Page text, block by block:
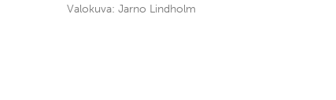
Valokuva: Jarno Lindholm